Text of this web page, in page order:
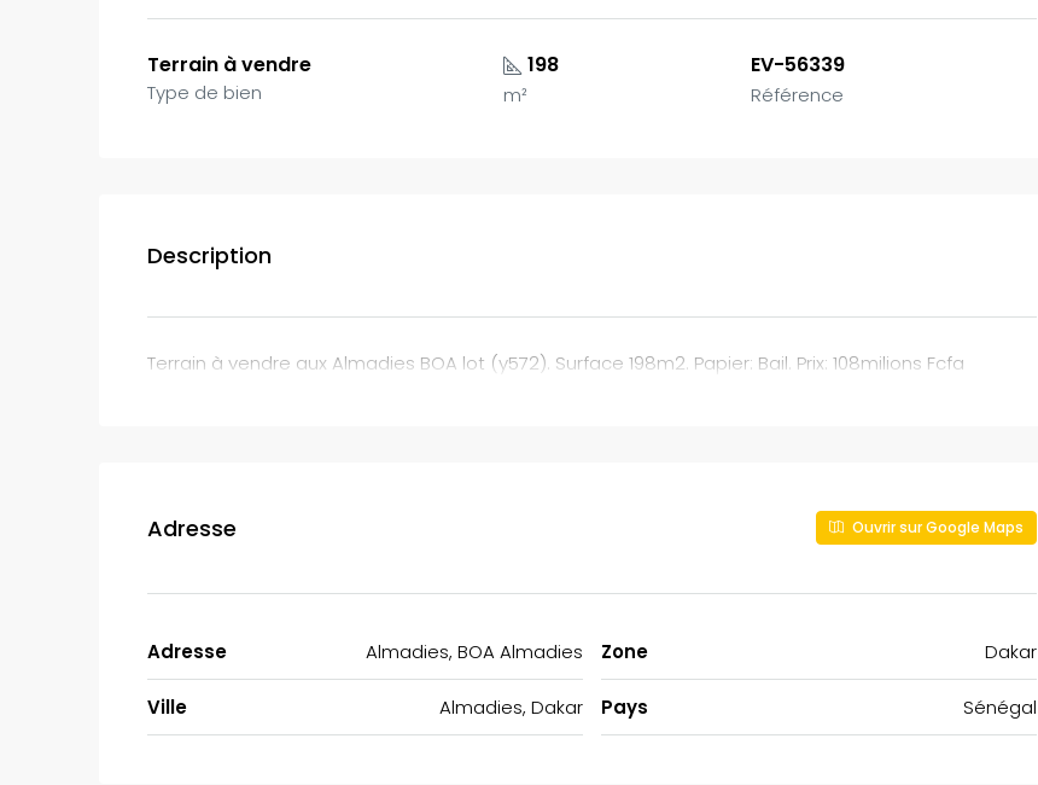
Terrain à vendre
Type de bien
198
m²
EV-56339
Référence
Description
Terrain à vendre aux Almadies BOA lot (y572). Surface 198m2. Papier: Bail. Prix: 108milions Fcfa
Adresse Ouvrir sur Google Maps
Adresse Almadies, BOA Almadies
Ville Almadies, Dakar
Zone Dakar
Pays Sénégal